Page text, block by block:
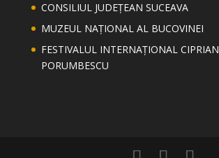
CONSILIUL JUDEȚEAN SUCEAVA
MUZEUL NAȚIONAL AL BUCOVINEI
FESTIVALUL INTERNAȚIONAL CIPRIAN
PORUMBESCU